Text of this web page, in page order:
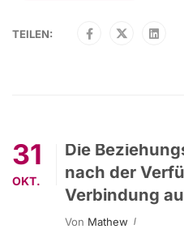
TEILEN:
31
OKT.
Die
nach der
Verbindung
Von Mathew